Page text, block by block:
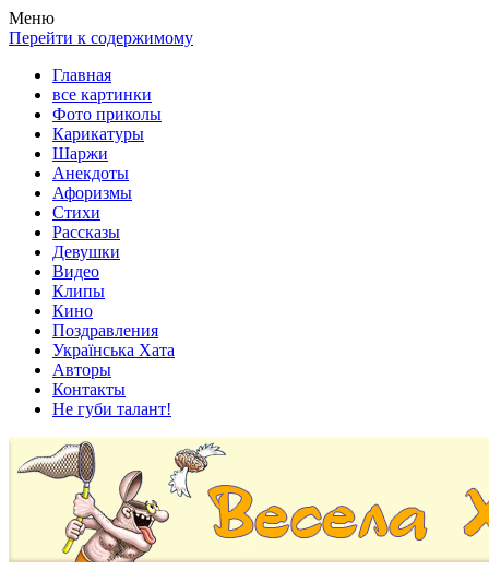
Весела хата — прикольные картинки, смешные истории,
клипы!
Покажем всем ваши фото приколы, карикатуры, шаржи, стихи,
рассказы, видео и песни!
Меню
Перейти к содержимому
Главная
все картинки
Фото приколы
Карикатуры
Шаржи
Анекдоты
Афоризмы
Стихи
Рассказы
Девушки
Видео
Клипы
Кино
Поздравления
Українська Хата
Авторы
Контакты
Не губи талант!